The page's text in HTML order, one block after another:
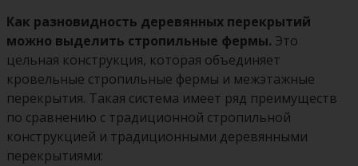
Как разновидность деревянных перекрытий
можно выделить стропильные фермы. Это
цельная конструкция, которая объединяет
кровельные стропильные фермы и межэтажные
перекрытия. Такая система имеет ряд преимуществ
по сравнению с традиционной стропильной
конструкцией и традиционными деревянными
перекрытиями: